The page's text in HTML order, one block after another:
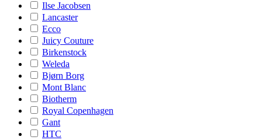
Ilse Jacobsen
Lancaster
Ecco
Juicy Couture
Birkenstock
Weleda
Bjørn Borg
Mont Blanc
Biotherm
Royal Copenhagen
Gant
HTC